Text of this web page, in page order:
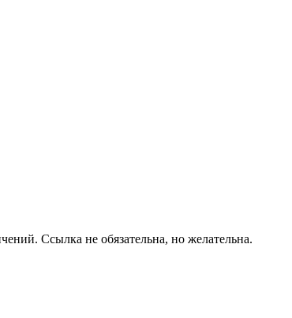
Ссылка не обязательна, но желательна.